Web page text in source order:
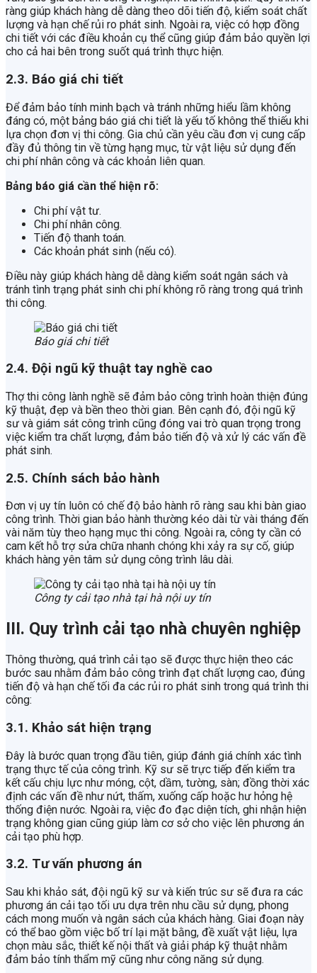
ràng giúp khách hàng dễ dàng theo dõi tiến độ, kiểm soát chất
lượng và hạn chế rủi ro phát sinh. Ngoài ra, việc có hợp đồng
chi tiết với các điều khoản cụ thể cũng giúp đảm bảo quyền lợi
cho cả hai bên trong suốt quá trình thực hiện.
2.3. Báo giá chi tiết
Để đảm bảo tính minh bạch và tránh những hiểu lầm không
đáng có, một bảng báo giá chi tiết là yếu tố không thể thiếu khi
lựa chọn đơn vị thi công. Gia chủ cần yêu cầu đơn vị cung cấp
đầy đủ thông tin về từng hạng mục, từ vật liệu sử dụng đến
chi phí nhân công và các khoản liên quan.
Bảng báo giá cần thể hiện rõ:
Chi phí vật tư.
Chi phí nhân công.
Tiến độ thanh toán.
Các khoản phát sinh (nếu có).
Điều này giúp khách hàng dễ dàng kiểm soát ngân sách và
tránh tình trạng phát sinh chi phí không rõ ràng trong quá trình
thi công.
Báo giá chi tiết
2.4. Đội ngũ kỹ thuật tay nghề cao
Thợ thi công lành nghề sẽ đảm bảo công trình hoàn thiện đúng
kỹ thuật, đẹp và bền theo thời gian. Bên cạnh đó, đội ngũ kỹ
sư và giám sát công trình cũng đóng vai trò quan trọng trong
việc kiểm tra chất lượng, đảm bảo tiến độ và xử lý các vấn đề
phát sinh.
2.5. Chính sách bảo hành
Đơn vị uy tín luôn có chế độ bảo hành rõ ràng sau khi bàn giao
công trình. Thời gian bảo hành thường kéo dài từ vài tháng đến
vài năm tùy theo hạng mục thi công. Ngoài ra, công ty cần có
cam kết hỗ trợ sửa chữa nhanh chóng khi xảy ra sự cố, giúp
khách hàng yên tâm sử dụng công trình lâu dài.
Công ty cải tạo nhà tại hà nội uy tín
III. Quy trình cải tạo nhà chuyên nghiệp
Thông thường, quá trình cải tạo sẽ được thực hiện theo các
bước sau nhằm đảm bảo công trình đạt chất lượng cao, đúng
tiến độ và hạn chế tối đa các rủi ro phát sinh trong quá trình thi
công:
3.1. Khảo sát hiện trạng
Đây là bước quan trọng đầu tiên, giúp đánh giá chính xác tình
trạng thực tế của công trình. Kỹ sư sẽ trực tiếp đến kiểm tra
kết cấu chịu lực như móng, cột, dầm, tường, sàn; đồng thời xác
định các vấn đề như nứt, thấm, xuống cấp hoặc hư hỏng hệ
thống điện nước. Ngoài ra, việc đo đạc diện tích, ghi nhận hiện
trạng không gian cũng giúp làm cơ sở cho việc lên phương án
cải tạo phù hợp.
3.2. Tư vấn phương án
Sau khi khảo sát, đội ngũ kỹ sư và kiến trúc sư sẽ đưa ra các
phương án cải tạo tối ưu dựa trên nhu cầu sử dụng, phong
cách mong muốn và ngân sách của khách hàng. Giai đoạn này
có thể bao gồm việc bố trí lại mặt bằng, đề xuất vật liệu, lựa
chọn màu sắc, thiết kế nội thất và giải pháp kỹ thuật nhằm
đảm bảo tính thẩm mỹ cũng như công năng sử dụng.